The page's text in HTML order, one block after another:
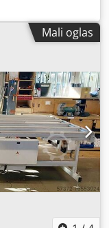
Mali oglas